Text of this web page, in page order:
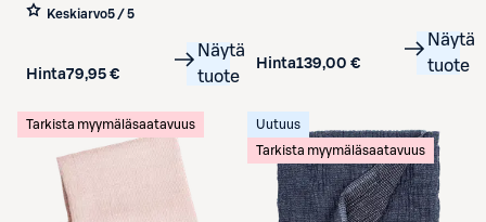
Keskiarvo5 / 5
Hinta79,95 €
Näytä
tuote
Hinta139,00 €
Näytä
tuote
Tarkista myymäläsaatavuus
Uutuus
Tarkista myymäläsaatavuus